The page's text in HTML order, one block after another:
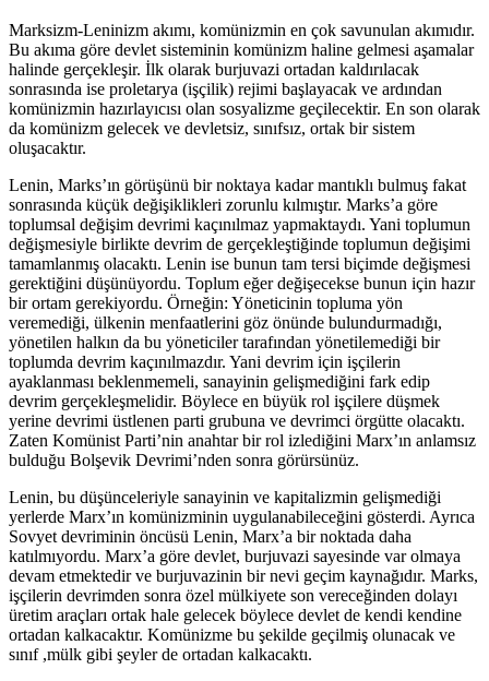
Marksizm-Leninizm akımı, komünizmin en çok savunulan akımıdır.
Bu akıma göre devlet sisteminin komünizm haline gelmesi aşamalar
halinde gerçekleşir. İlk olarak burjuvazi ortadan kaldırılacak
sonrasında ise proletarya (işçilik) rejimi başlayacak ve ardından
komünizmin hazırlayıcısı olan sosyalizme geçilecektir. En son olarak
da komünizm gelecek ve devletsiz, sınıfsız, ortak bir sistem
oluşacaktır.
Lenin, Marks’ın görüşünü bir noktaya kadar mantıklı bulmuş fakat
sonrasında küçük değişiklikleri zorunlu kılmıştır. Marks’a göre
toplumsal değişim devrimi kaçınılmaz yapmaktaydı. Yani toplumun
değişmesiyle birlikte devrim de gerçekleştiğinde toplumun değişimi
tamamlanmış olacaktı. Lenin ise bunun tam tersi biçimde değişmesi
gerektiğini düşünüyordu. Toplum eğer değişecekse bunun için hazır
bir ortam gerekiyordu. Örneğin: Yöneticinin topluma yön
veremediği, ülkenin menfaatlerini göz önünde bulundurmadığı,
yönetilen halkın da bu yöneticiler tarafından yönetilemediği bir
toplumda devrim kaçınılmazdır. Yani devrim için işçilerin
ayaklanması beklenmemeli, sanayinin gelişmediğini fark edip
devrim gerçekleşmelidir. Böylece en büyük rol işçilere düşmek
yerine devrimi üstlenen parti grubuna ve devrimci örgütte olacaktı.
Zaten Komünist Parti’nin anahtar bir rol izlediğini Marx’ın anlamsız
bulduğu Bolşevik Devrimi’nden sonra görürsünüz.
Lenin, bu düşünceleriyle sanayinin ve kapitalizmin gelişmediği
yerlerde Marx’ın komünizminin uygulanabileceğini gösterdi. Ayrıca
Sovyet devriminin öncüsü Lenin, Marx’a bir noktada daha
katılmıyordu. Marx’a göre devlet, burjuvazi sayesinde var olmaya
devam etmektedir ve burjuvazinin bir nevi geçim kaynağıdır. Marks,
işçilerin devrimden sonra özel mülkiyete son vereceğinden dolayı
üretim araçları ortak hale gelecek böylece devlet de kendi kendine
ortadan kalkacaktır. Komünizme bu şekilde geçilmiş olunacak ve
sınıf ,mülk gibi şeyler de ortadan kalkacaktı.